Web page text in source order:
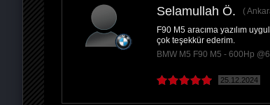
PAYLAŞ
Selamullah Ö.
F90 M5 aracıma yazılım
çok teşekkür ederim.
BMW M5 F90 M5 - 600Hp
25.12.2024